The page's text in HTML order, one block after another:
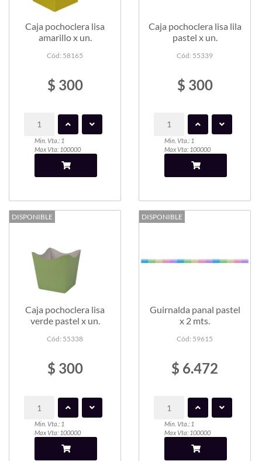
Caja pochoclera lisa
amarillo x un.
Cód: 58165
$ 300
Min. Vta.: 1
Max Vta: 100000
Caja pochoclera lisa lila
pastel x un.
Cód: 55339
$ 300
Min. Vta.: 1
Max Vta: 100000
DISPONIBLE
Caja pochoclera lisa
verde pastel x un.
Cód: 55338
$ 300
Min. Vta.: 1
Max Vta: 100000
DISPONIBLE
Guirnalda panal pastel
x 2 mts.
Cód: 59615
$ 6.472
Min. Vta.: 1
Max Vta: 100000